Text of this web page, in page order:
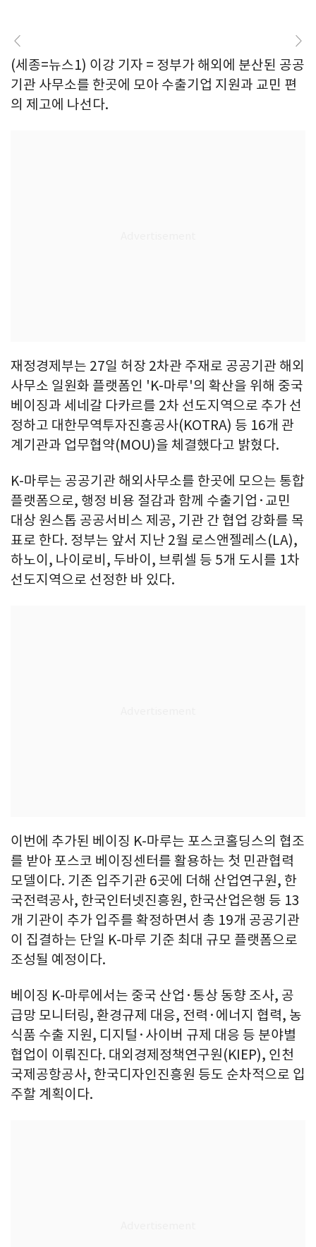
(세종=뉴스1) 이강 기자 = 정부가 해외에 분산된 공공
기관 사무소를 한곳에 모아 수출기업 지원과 교민 편
의 제고에 나선다.
재정경제부는 27일 허장 2차관 주재로 공공기관 해외
사무소 일원화 플랫폼인 'K-마루'의 확산을 위해 중국
베이징과 세네갈 다카르를 2차 선도지역으로 추가 선
정하고 대한무역투자진흥공사(KOTRA) 등 16개 관
계기관과 업무협약(MOU)을 체결했다고 밝혔다.
K-마루는 공공기관 해외사무소를 한곳에 모으는 통합
플랫폼으로, 행정 비용 절감과 함께 수출기업·교민
대상 원스톱 공공서비스 제공, 기관 간 협업 강화를 목
표로 한다. 정부는 앞서 지난 2월 로스앤젤레스(LA),
하노이, 나이로비, 두바이, 브뤼셀 등 5개 도시를 1차
선도지역으로 선정한 바 있다.
이번에 추가된 베이징 K-마루는 포스코홀딩스의 협조
를 받아 포스코 베이징센터를 활용하는 첫 민관협력
모델이다. 기존 입주기관 6곳에 더해 산업연구원, 한
국전력공사, 한국인터넷진흥원, 한국산업은행 등 13
개 기관이 추가 입주를 확정하면서 총 19개 공공기관
이 집결하는 단일 K-마루 기준 최대 규모 플랫폼으로
조성될 예정이다.
베이징 K-마루에서는 중국 산업·통상 동향 조사, 공
급망 모니터링, 환경규제 대응, 전력·에너지 협력, 농
식품 수출 지원, 디지털·사이버 규제 대응 등 분야별
협업이 이뤄진다. 대외경제정책연구원(KIEP), 인천
국제공항공사, 한국디자인진흥원 등도 순차적으로 입
주할 계획이다.